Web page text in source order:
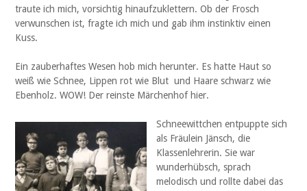
traute ich mich, vorsichtig hinaufzuklettern. Ob der Frosch
verwunschen ist, fragte ich mich und gab ihm instinktiv einen
Kuss.
Ein zauberhaftes Wesen hob mich herunter. Es hatte Haut so
weiß wie Schnee, Lippen rot wie Blut und Haare schwarz wie
Ebenholz. WOW! Der reinste Märchenhof hier.
Schneewittchen entpuppte sich
als Fräulein Jänsch, die
Klassenlehrerin. Sie war
wunderhübsch, sprach
melodisch und rollte dabei das